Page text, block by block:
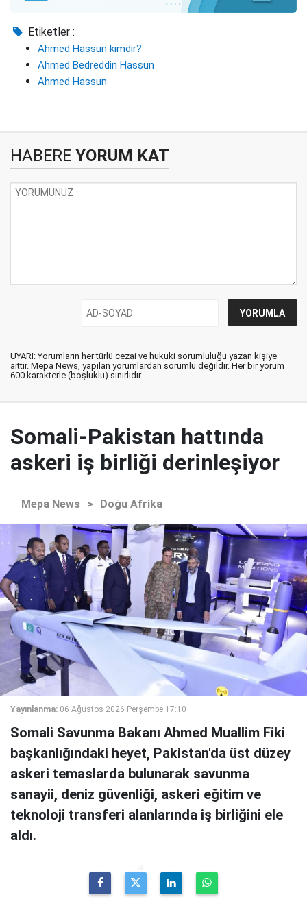
Etiketler :
Ahmed Hassun kimdir?
Ahmed Bedreddin Hassun
Ahmed Hassun
HABERE YORUM KAT
UYARI: Yorumların her türlü cezai ve hukuki sorumluluğu yazan kişiye
aittir. Mepa News, yapılan yorumlardan sorumlu değildir. Her bir yorum
600 karakterle (boşluklu) sınırlıdır.
Somali-Pakistan hattında
askeri iş birliği derinleşiyor
Mepa News > Doğu Afrika
Yayınlanma: 06 Ağustos 2026 Perşembe 17:10
Somali Savunma Bakanı Ahmed Muallim Fiki
başkanlığındaki heyet, Pakistan'da üst düzey
askeri temaslarda bulunarak savunma
sanayii, deniz güvenliği, askeri eğitim ve
teknoloji transferi alanlarında iş birliğini ele
aldı.